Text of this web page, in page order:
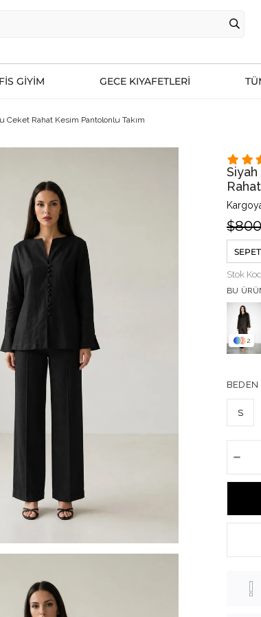
GİYİM GECE KIYAFETLERİ
Ceket Rahat Kesim Pantolonlu Takım
Siyah
Stok
BU
2
BEDEN
S